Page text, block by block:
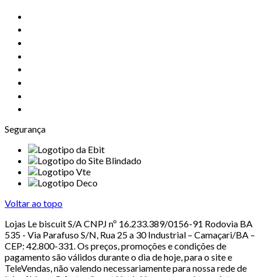
Segurança
Voltar ao topo
Lojas Le biscuit S/A CNPJ nº 16.233.389/0156-91 Rodovia BA
535 - Via Parafuso S/N, Rua 25 a 30 Industrial – Camaçari/BA –
CEP: 42.800-331. Os preços, promoções e condições de
pagamento são válidos durante o dia de hoje, para o site e
TeleVendas, não valendo necessariamente para nossa rede de